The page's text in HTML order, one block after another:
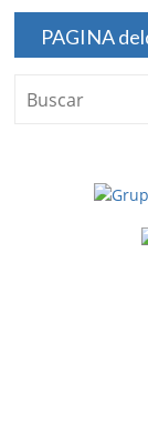
PAGINA